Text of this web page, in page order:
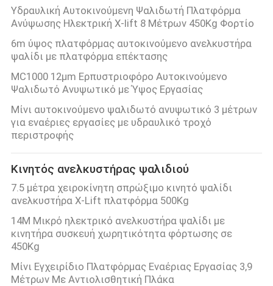
ΕΠΙΚΟΙΝΩΝΉΣΤΕ
ΜΑΖΊ
ΜΑΣ
ΕΙΔΉΣΕΙΣ
ΖΗΤΉΣΤΕ
ΜΙΑ
ΠΡΟΣΦΟΡΆ
SITEMAP
ΠΟΛΙΤΙΚΉ
ΑΠΟΡΡΉΤΟΥ
Υδραυλική Αυτοκινούμενη Ψαλιδωτή Πλατφόρμα
Ανύψωσης Ηλεκτρική X-lift 8 Μέτρων 450Kg Φορτίο
6m ύψος πλατφόρμας αυτοκινούμενο ανελκυστήρα
ψαλίδι με πλατφόρμα επέκτασης
MC1000 12μm Ερπυστριοφόρο Αυτοκινούμενο
Ψαλιδωτό Ανυψωτικό με Ύψος Εργασίας
Μίνι αυτοκινούμενο ψαλιδωτό ανυψωτικό 3 μέτρων
για εναέριες εργασίες με υδραυλικό τροχό
περιστροφής
Κινητός ανελκυστήρας ψαλιδιού
7.5 μέτρα χειροκίνητη σπρώξιμο κινητό ψαλίδι
ανελκυστήρα X-Lift πλατφόρμα 500Kg
14M Μικρό ηλεκτρικό ανελκυστήρα ψαλίδι με
κινητήρα συσκευή χωρητικότητα φόρτωσης σε
450Kg
Μίνι Εγχειρίδιο Πλατφόρμας Εναέριας Εργασίας 3,9
Μέτρων Με Αντιολισθητική Πλάκα